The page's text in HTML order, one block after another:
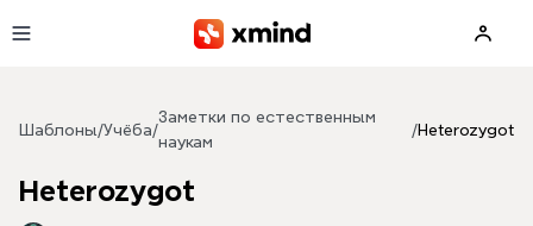
Шаблоны /Учёба/
Заметки по естественным
наукам
/Heterozygot
Heterozygot